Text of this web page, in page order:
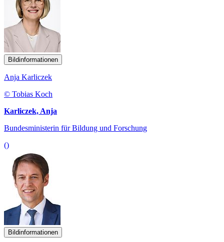
Bildinformationen
Anja Karliczek
© Tobias Koch
Karliczek, Anja
Bundesministerin für Bildung und Forschung
()
Bildinformationen